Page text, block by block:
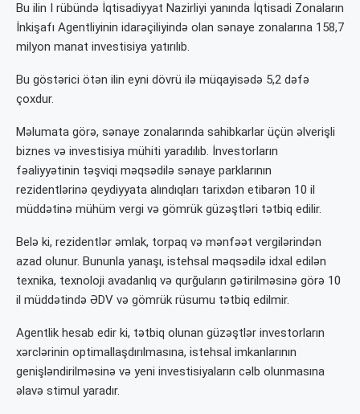
Bu ilin I rübündə İqtisadiyyat Nazirliyi yanında İqtisadi Zonaların
İnkişafı Agentliyinin idarəçiliyində olan sənaye zonalarına 158,7
milyon manat investisiya yatırılıb.
Bu göstərici ötən ilin eyni dövrü ilə müqayisədə 5,2 dəfə
çoxdur.
Məlumata görə, sənaye zonalarında sahibkarlar üçün əlverişli
biznes və investisiya mühiti yaradılıb. İnvestorların
fəaliyyətinin təşviqi məqsədilə sənaye parklarının
rezidentlərinə qeydiyyata alındıqları tarixdən etibarən 10 il
müddətinə mühüm vergi və gömrük güzəştləri tətbiq edilir.
Belə ki, rezidentlər əmlak, torpaq və mənfəət vergilərindən
azad olunur. Bununla yanaşı, istehsal məqsədilə idxal edilən
texnika, texnoloji avadanlıq və qurğuların gətirilməsinə görə 10
il müddətində ƏDV və gömrük rüsumu tətbiq edilmir.
Agentlik hesab edir ki, tətbiq olunan güzəştlər investorların
xərclərinin optimallaşdırılmasına, istehsal imkanlarının
genişləndirilməsinə və yeni investisiyaların cəlb olunmasına
əlavə stimul yaradır.